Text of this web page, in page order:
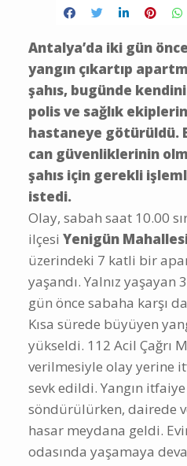
Antalya’da iki gün
yangın çıkartıp
şahıs, bugünde
polis ve sağlık
hastaneye götürüldü.
can güvenliklerinin
şahıs için gerekli
istedi.
Olay, sabah saat 10.00
ilçesi Yenigün
üzerindeki 7 katli bir
yaşandı. Yalnız yaşayan
gün önce sabaha karşı
Kısa sürede büyüyen
yükseldi. 112 Acil Çağrı
verilmesiyle olay yerine
sevk edildi. Yangın
söndürülürken, dairede
hasar meydana geldi.
odasında yaşamaya